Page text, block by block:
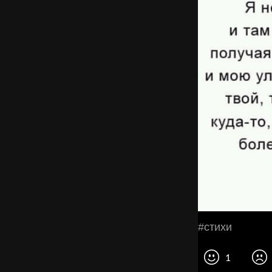
#стихи
1